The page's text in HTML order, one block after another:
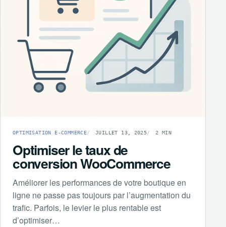
OPTIMISATION E-COMMERCE JUILLET 13, 2025 2 MIN
Optimiser le taux de
conversion WooCommerce
Améliorer les performances de votre boutique en
ligne ne passe pas toujours par l’augmentation du
trafic. Parfois, le levier le plus rentable est
d’optimiser…